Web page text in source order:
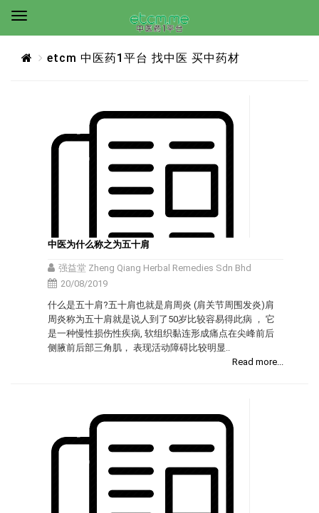
etcm 中医药1平台 找中医 买中药材
中医为什么称之为五十肩
强益堂 Zheng Qiang Herbal Remedies Sdn Bhd
20/08/2019
什么是五十肩?五十肩也就是肩周炎 (肩关节周围发炎)肩
周炎称为五十肩就是说人到了50岁比较容易得此病 ， 它
是一种慢性损伤性疾病, 软组织黏连形成痛点在尖峰前后
侧腋前后部三角肌， 表现活动障碍比较明显..
Read more...